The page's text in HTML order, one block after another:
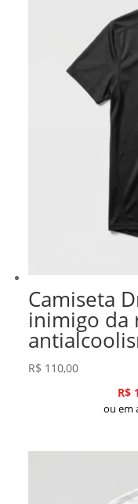
Camiseta
inimigo da
R$ 110,00
R$
ou em